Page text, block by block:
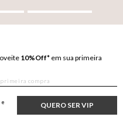
10%Off* em sua primeira
QUERO SER VIP
e